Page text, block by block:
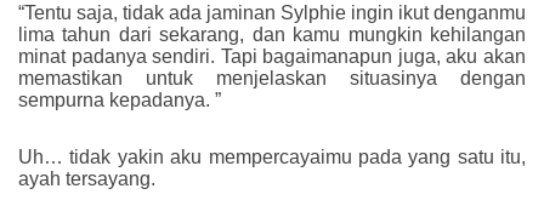
“Tentu saja, tidak ada jaminan Sylphie ingin ikut denganmu
lima tahun dari sekarang, dan kamu mungkin kehilangan
minat padanya sendiri. Tapi bagaimanapun juga, aku akan
memastikan untuk menjelaskan situasinya dengan
sempurna kepadanya. ”
Uh… tidak yakin aku mempercayaimu pada yang satu itu,
ayah tersayang.